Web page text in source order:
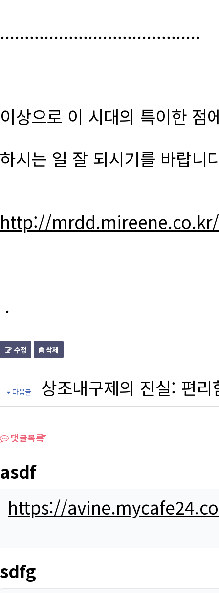
.........................................
이상으로 이 시대의 특이한 점
하시는 일 잘 되시기를 바랍니
http://
.
수정 삭제
다음글 상조내구제의 진실: 편
댓글목록
asdf
https://
sdfg